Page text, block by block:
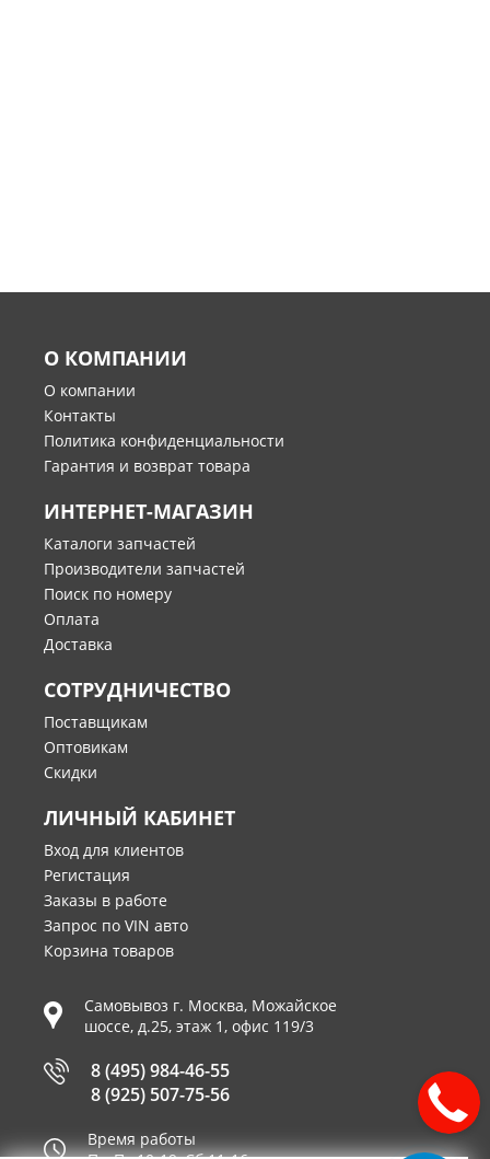
О КОМПАНИИ
О компании
Контакты
Политика конфиденциальности
Гарантия и возврат товара
ИНТЕРНЕТ-МАГАЗИН
Каталоги запчастей
Производители запчастей
Поиск по номеру
Оплата
Доставка
СОТРУДНИЧЕСТВО
Поставщикам
Оптовикам
Скидки
ЛИЧНЫЙ КАБИНЕТ
Вход для клиентов
Регистация
Заказы в работе
Запрос по VIN авто
Корзина товаров
Самовывоз г. Москва, Можайское
шоссе, д.25, этаж 1, офис 119/3
8 (495) 984-46-55
8 (925) 507-75-56
Время работы